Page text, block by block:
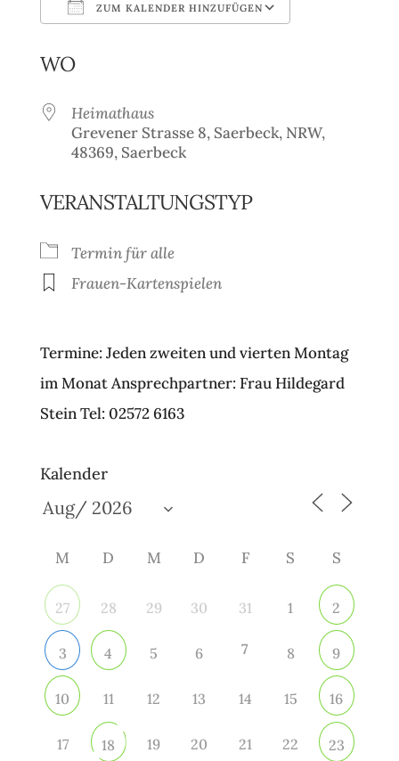
ZUM KALENDER HINZUFÜGEN
WO
Heimathaus
Grevener Strasse 8, Saerbeck, NRW,
48369, Saerbeck
VERANSTALTUNGSTYP
Termin für alle
Frauen-Kartenspielen
Termine: Jeden zweiten und vierten Montag
im Monat Ansprechpartner: Frau Hildegard
Stein Tel: 02572 6163
Kalender
M D M D F S S
27 28 29 30 31 1 2
3 4 5 6 7 8 9
10 11 12 13 14 15 16
17 18 19 20 21 22 23